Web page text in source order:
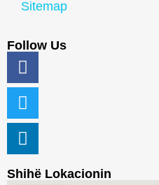
Sitemap
Follow Us
Shihë Lokacionin